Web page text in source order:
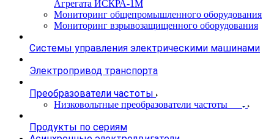
Агрегата ИСКРА-1М
Мониторинг общепромышленного оборудования
Мониторинг взрывозащищенного оборудования
Системы управления электрическими машинами
Электропривод транспорта
Преобразователи частоты
Низковольтные преобразователи частоты
Продукты по сериям